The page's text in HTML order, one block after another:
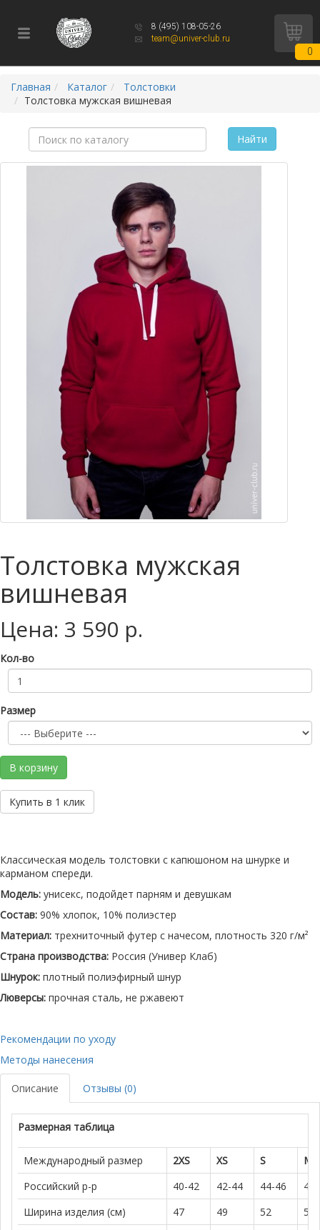
8 (495) 108-05-26
team@univer-club.ru
0
Главная Каталог
Толстовки
Толстовка мужская вишневая
Найти
Толстовка мужская
вишневая
Цена: 3 590 р.
Кол-во
Размер
В корзину
Купить в 1 клик
Классическая модель толстовки с капюшоном на шнурке и
карманом спереди.
Модель: унисекс, подойдет парням и девушкам
Состав: 90% хлопок, 10% полиэстер
Материал: трехниточный футер с начесом, плотность 320 г/м²
Страна производства: Россия (Универ Клаб)
Шнурок: плотный полиэфирный шнур
Люверсы: прочная сталь, не ржавеют
Рекомендации по уходу
Методы нанесения
Описание Отзывы (0)
Размерная таблица
Международный размер 2XS XS S
M
Российский р-р
40-42 42-44 44-46
Ширина изделия (см)
47 49 52
57